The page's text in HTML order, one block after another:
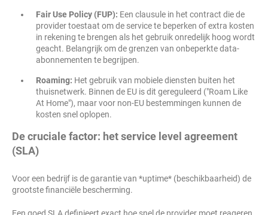
Fair Use Policy (FUP): Een clausule in het contract die de
provider toestaat om de service te beperken of extra kosten
in rekening te brengen als het gebruik onredelijk hoog wordt
geacht. Belangrijk om de grenzen van onbeperkte data-
abonnementen te begrijpen.
Roaming: Het gebruik van mobiele diensten buiten het
thuisnetwerk. Binnen de EU is dit gereguleerd ("Roam Like
At Home"), maar voor non-EU bestemmingen kunnen de
kosten snel oplopen.
De cruciale factor: het service level agreement
(SLA)
Voor een bedrijf is de garantie van *uptime* (beschikbaarheid) de
grootste financiële bescherming.